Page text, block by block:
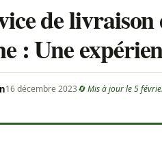
de
: Une
16 décembre 2023🔄 Mis à jour le 5